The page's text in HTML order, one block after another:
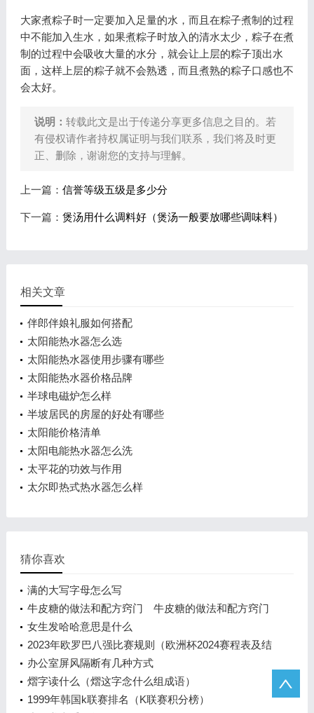
大家煮粽子时一定要加入足量的水，而且在粽子煮制的过程
中不能加入生水，如果煮粽子时放入的清水太少，粽子在煮
制的过程中会吸收大量的水分，就会让上层的粽子顶出水
面，这样上层的粽子就不会熟透，而且煮熟的粽子口感也不
会太好。
说明： 转载此文是出于传递分享更多信息之目的。若
有侵权请作者持权属证明与我们联系，我们将及时更
正、删除，谢谢您的支持与理解。
上一篇： 信誉等级五级是多少分
下一篇： 煲汤用什么调料好（煲汤一般要放哪些调味料）
相关文章
伴郎伴娘礼服如何搭配
太阳能热水器怎么选
太阳能热水器使用步骤有哪些
太阳能热水器价格品牌
半球电磁炉怎么样
半坡居民的房屋的好处有哪些
太阳能价格清单
太阳电能热水器怎么洗
太平花的功效与作用
太尔即热式热水器怎么样
猜你喜欢
满的大写字母怎么写
牛皮糖的做法和配方窍门 牛皮糖的做法和配方窍门
女生发哈哈意思是什么
2023年欧罗巴八强比赛规则（欧洲杯2024赛程表及结
果）
办公室屏风隔断有几种方式
熠字读什么（熠这字念什么组成语）
1999年韩国k联赛排名（K联赛积分榜）